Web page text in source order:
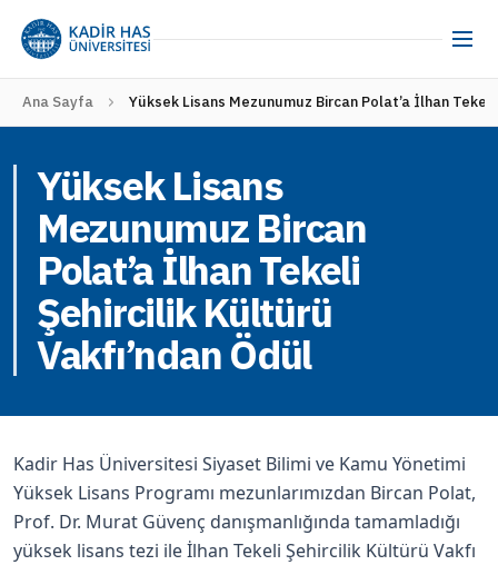
Ana Sayfa Yüksek Lisans Mezunumuz Bircan Polat’a İlhan
Yüksek Lisans
Mezunumuz Bircan
Polat’a İlhan Tekeli
Şehircilik Kültürü
Vakfı’ndan Ödül
Kadir Has Üniversitesi Siyaset Bilimi ve Kamu Yönetimi
Yüksek Lisans Programı mezunlarımızdan Bircan Polat,
Prof. Dr. Murat Güvenç danışmanlığında tamamladığı
yüksek lisans tezi ile İlhan Tekeli Şehircilik Kültürü Vakfı